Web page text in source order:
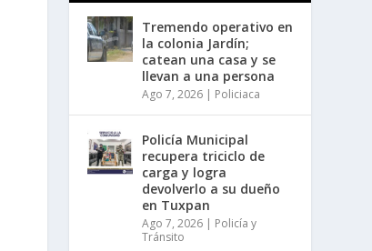
Tremendo operativo en
la colonia Jardín;
catean una casa y se
llevan a una persona
Ago 7, 2026| Policiaca
Policía Municipal
recupera triciclo de
carga y logra
devolverlo a su dueño
en Tuxpan
Ago 7, 2026| Policía y
Tránsito